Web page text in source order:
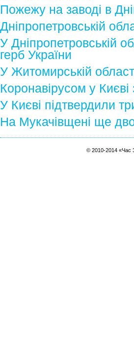
Пожежу на заводі в
Дніпропетровській
У Дніпропетровській
герб України
У Житомирській
Коронавірусом у
У Києві підтвердили
На Мукачівщені ще
© 2010-2014 «Час